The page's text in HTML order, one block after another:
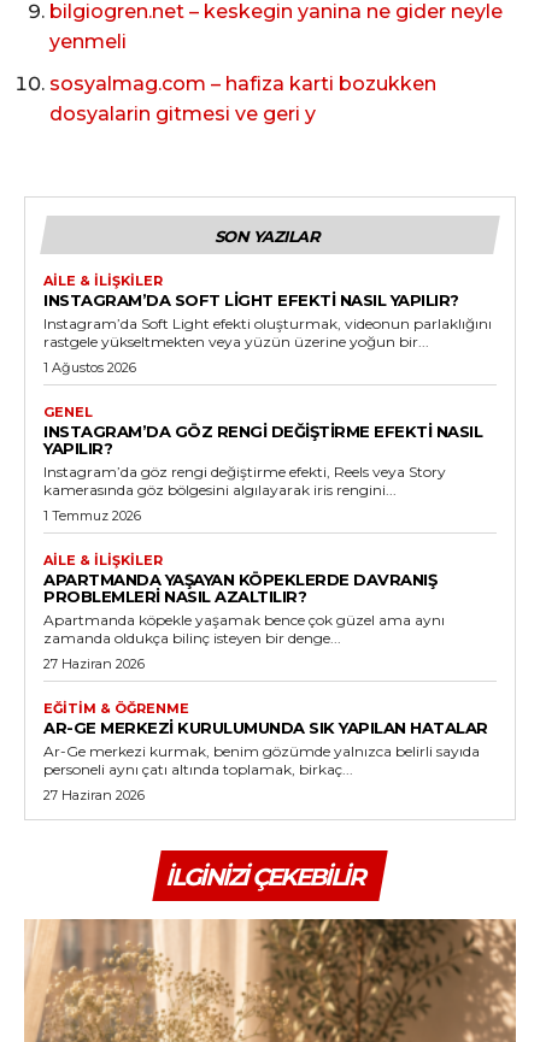
bilgiogren.net – keskegin yanina ne gider neyle
yenmeli
sosyalmag.com – hafiza karti bozukken
dosyalarin gitmesi ve geri y
SON YAZILAR
AILE & İLIŞKILER
INSTAGRAM’DA SOFT LIGHT EFEKTI NASIL YAPILIR?
Instagram’da Soft Light efekti oluşturmak, videonun parlaklığını
rastgele yükseltmekten veya yüzün üzerine yoğun bir...
1 Ağustos 2026
GENEL
INSTAGRAM’DA GÖZ RENGI DEĞIŞTIRME EFEKTI NASIL
YAPILIR?
Instagram’da göz rengi değiştirme efekti, Reels veya Story
kamerasında göz bölgesini algılayarak iris rengini...
1 Temmuz 2026
AILE & İLIŞKILER
APARTMANDA YAŞAYAN KÖPEKLERDE DAVRANIŞ
PROBLEMLERI NASIL AZALTILIR?
Apartmanda köpekle yaşamak bence çok güzel ama aynı
zamanda oldukça bilinç isteyen bir denge...
27 Haziran 2026
EĞITIM & ÖĞRENME
AR-GE MERKEZI KURULUMUNDA SIK YAPILAN HATALAR
Ar-Ge merkezi kurmak, benim gözümde yalnızca belirli sayıda
personeli aynı çatı altında toplamak, birkaç...
27 Haziran 2026
İLGINIZI ÇEKEBILIR